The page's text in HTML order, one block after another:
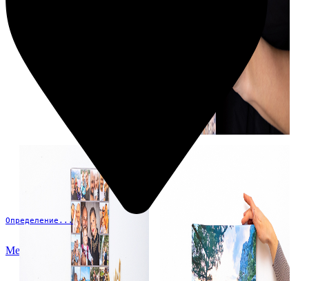
Определение...
Меню